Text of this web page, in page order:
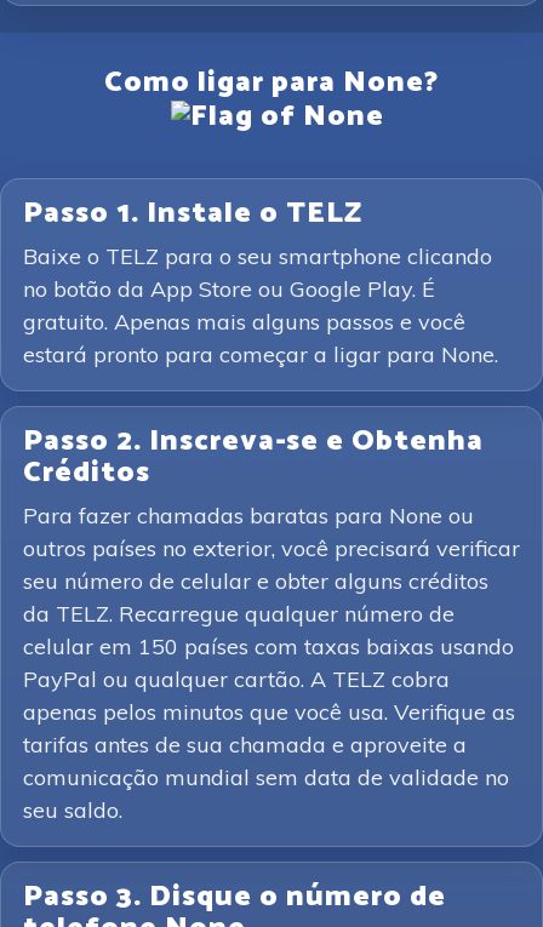
Como ligar para None?
Passo 1. Instale o TELZ
Baixe o TELZ para o seu smartphone clicando
no botão da App Store ou Google Play. É
gratuito. Apenas mais alguns passos e você
estará pronto para começar a ligar para None.
Passo 2. Inscreva-se e Obtenha
Créditos
Para fazer chamadas baratas para None ou
outros países no exterior, você precisará verificar
seu número de celular e obter alguns créditos
da TELZ. Recarregue qualquer número de
celular em 150 países com taxas baixas usando
PayPal ou qualquer cartão. A TELZ cobra
apenas pelos minutos que você usa. Verifique as
tarifas antes de sua chamada e aproveite a
comunicação mundial sem data de validade no
seu saldo.
Passo 3. Disque o número de